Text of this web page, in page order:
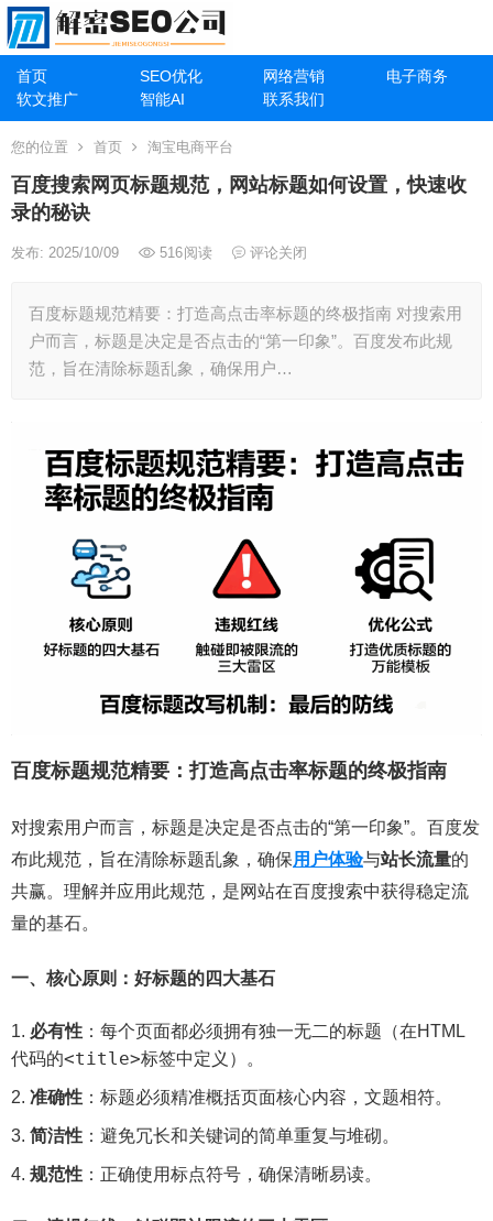
首页 SEO优化 网络营销
电子商务
软文推广
智能AI 联系我们
您的位置 首页 淘宝电商平台
百度搜索网页标题规范，网站标题如何设置，快速收
录的秘诀
发布: 2025/10/09 516阅读 评论关闭
百度标题规范精要：打造高点击率标题的终极指南 对搜索用
户而言，标题是决定是否点击的“第一印象”。百度发布此规
范，旨在清除标题乱象，确保用户…
百度标题规范精要：打造高点击率标题的终极指南
对搜索用户而言，标题是决定是否点击的“第一印象”。百度发
布此规范，旨在清除标题乱象，确保用户体验与站长流量的
共赢。理解并应用此规范，是网站在百度搜索中获得稳定流
量的基石。
一、核心原则：好标题的四大基石
必有性 ：每个页面都必须拥有独一无二的标题（在HTML
代码的<title>标签中定义）。
准确性 ：标题必须精准概括页面核心内容，文题相符。
简洁性 ：避免冗长和关键词的简单重复与堆砌。
规范性 ：正确使用标点符号，确保清晰易读。